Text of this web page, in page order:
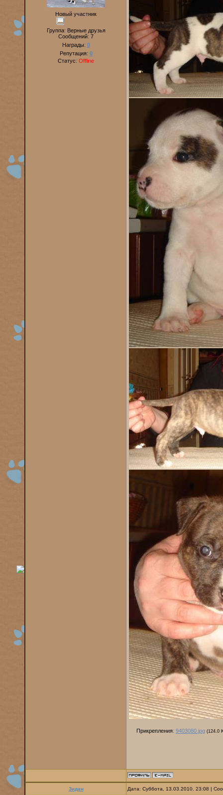
Новый участник
Группа: Верные друзья
Сообщений: 7
Награды: 0
Репутация: 0
Статус: Offline
Прикрепления: 9403080.jpg (124.0
Зидан Дата: Суббота, 13.03.2010, 23:08 |